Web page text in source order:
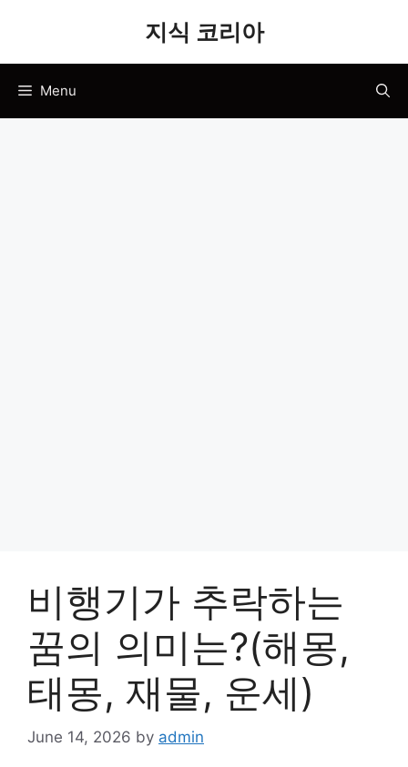
지식 코리아
Menu
비행기가 추락하는
꿈의 의미는?(해몽,
태몽, 재물, 운세)
June 14, 2026 by admin